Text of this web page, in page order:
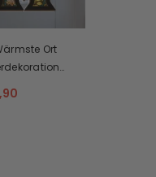
Ort
Und Oma